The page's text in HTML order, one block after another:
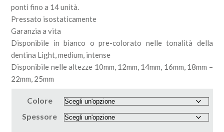
ponti fino a 14 unità.
Pressato isostaticamente
Garanzia a vita
Disponibile in bianco o pre-colorato nelle tonalità della
dentina Light, medium, intense
Disponibile nelle altezze 10mm, 12mm, 14mm, 16mm, 18mm –
22mm, 25mm
Colore
Spessore